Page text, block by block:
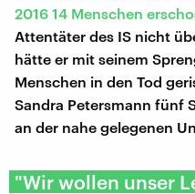
2016 14 Menschen
Attentäter des IS nicht
hätte er mit seinem
Menschen in den Tod
Sandra Petersmann fünf
an der nahe gelegenen
"Wir wollen unser